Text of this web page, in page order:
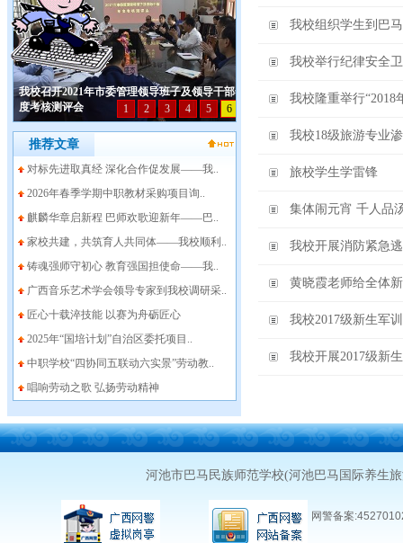
推荐文章
对标先进取真经 深化合作促发展——我..
2026年春季学期中职教材采购项目询..
麒麟华章启新程 巴师欢歌迎新年——巴..
家校共建，共筑育人共同体——我校顺利..
铸魂强师守初心 教育强国担使命——我..
广西音乐艺术学会领导专家到我校调研采..
匠心十载淬技能 以赛为舟砺匠心
2025年“国培计划”自治区委托项目..
中职学校“四协同五联动六实景”劳动教..
唱响劳动之歌 弘扬劳动精神
我校组织学生到巴
我校举行纪律安全
我校隆重举行“2018
我校18级旅游专业
旅校学生学雷锋
集体闹元宵 千人品
我校开展消防紧急
黄晓霞老师给全体
我校2017级新生军
我校开展2017级新
河池市巴马民族师范学校(河池巴马国际养生
网警备案